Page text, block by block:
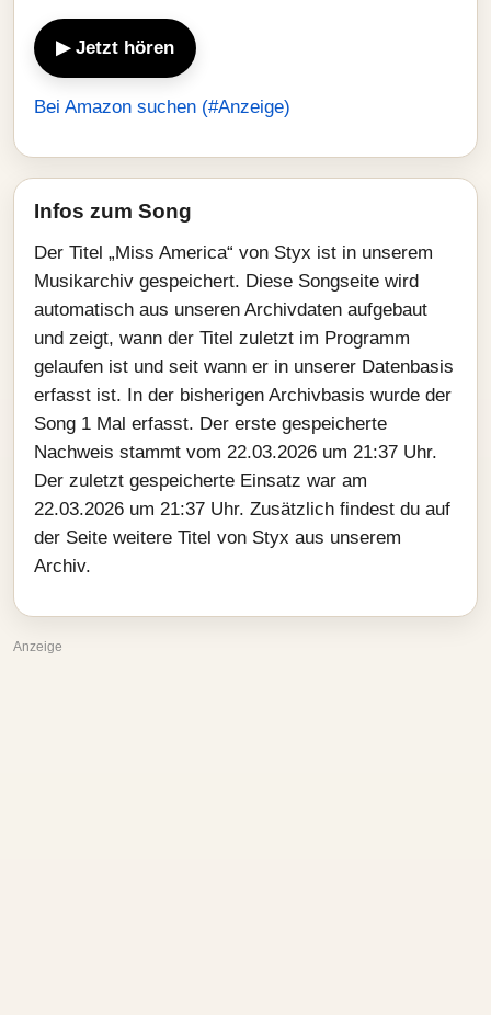
▶ Jetzt hören
Bei Amazon suchen (#Anzeige)
Infos zum Song
Der Titel „Miss America“ von Styx ist in unserem
Musikarchiv gespeichert. Diese Songseite wird
automatisch aus unseren Archivdaten aufgebaut
und zeigt, wann der Titel zuletzt im Programm
gelaufen ist und seit wann er in unserer Datenbasis
erfasst ist. In der bisherigen Archivbasis wurde der
Song 1 Mal erfasst. Der erste gespeicherte
Nachweis stammt vom 22.03.2026 um 21:37 Uhr.
Der zuletzt gespeicherte Einsatz war am
22.03.2026 um 21:37 Uhr. Zusätzlich findest du auf
der Seite weitere Titel von Styx aus unserem
Archiv.
Anzeige